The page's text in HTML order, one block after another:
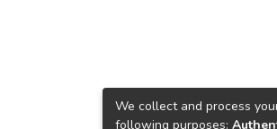
We collect and process
following purposes: